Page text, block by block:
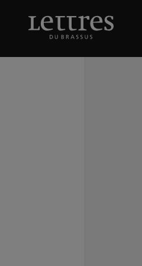
content